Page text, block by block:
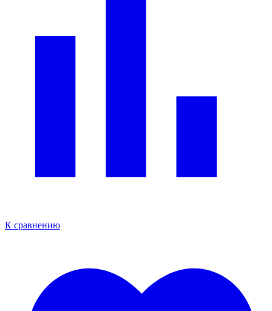
К сравнению